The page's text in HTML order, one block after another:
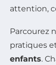
attention,
Parcourez
pratiques
enfants.